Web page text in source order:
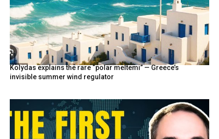
Kolydas explains the rare “polar meltemi” — Greece’s
invisible summer wind regulator